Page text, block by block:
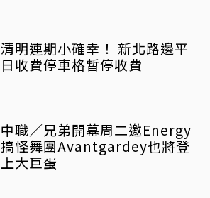
清明連期小確幸！ 新北路邊平
日收費停車格暫停收費
中職／兄弟開幕周二邀Energy
搞怪舞團Avantgardey也將登
上大巨蛋